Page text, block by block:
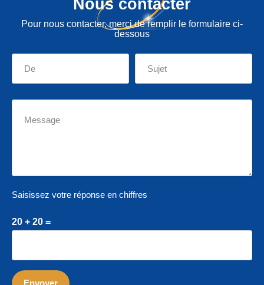
Nous contacter
Pour nous contacter, merci de remplir le formulaire ci-
dessous
Saisissez votre réponse en chiffres
20 + 20 =